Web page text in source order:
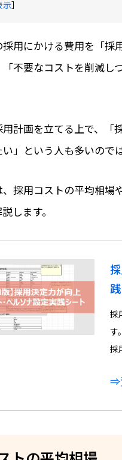
示］
用にかける費用を「採
不要なコストを削減し
計画を立てる上で、「
」という人も多いので
、採用コストの平均相
します。
採
す
採
⇒